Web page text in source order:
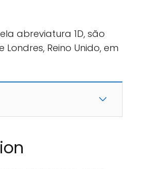
abreviatura 1D, são
Reino Unido, em